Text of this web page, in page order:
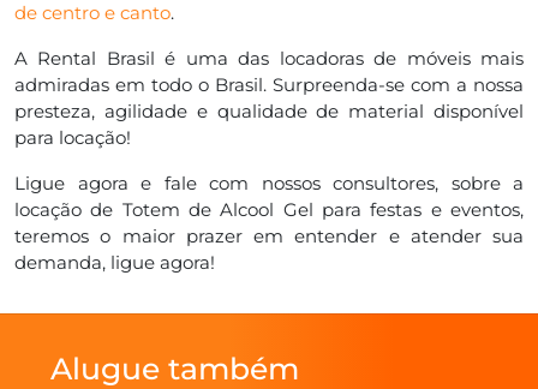
de centro e canto.
A Rental Brasil é uma das locadoras de móveis mais
admiradas em todo o Brasil. Surpreenda-se com a nossa
presteza, agilidade e qualidade de material disponível
para locação!
Ligue agora e fale com nossos consultores, sobre a
locação de Totem de Alcool Gel para festas e eventos,
teremos o maior prazer em entender e atender sua
demanda, ligue agora!
Alugue também